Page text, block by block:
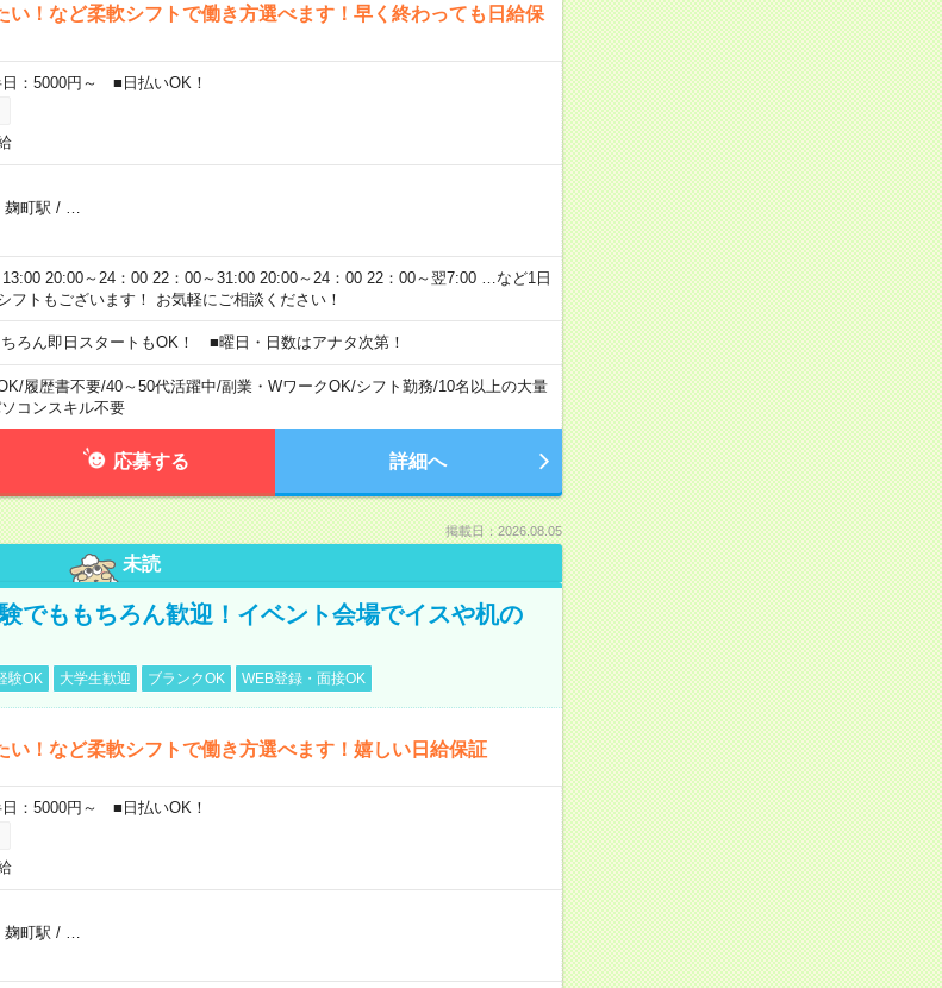
い！など柔軟シフトで働き方選べます！早く終わっても日給保
：5000円～ ■日払いOK！
麹町駅 /
20:00～24：00 22：00～31:00 20:00～24：00 22：00～翌7:00 …など1日
フトもございます！ お気軽にご相談ください！
ろん即日スタートもOK！ ■曜日・日数はアナタ次第！
/履歴書不要/40～50代活躍中/副業・WワークOK/シフト勤務/10名以上の大量
コンスキル不要
応募する 詳細へ
掲載日：2026.08.05
未読
でももちろん歓迎！イベント会場でイスや机の
験OK 大学生歓迎 ブランクOK WEB登録・面接OK
い！など柔軟シフトで働き方選べます！嬉しい日給保証
：5000円～ ■日払いOK！
麹町駅 /